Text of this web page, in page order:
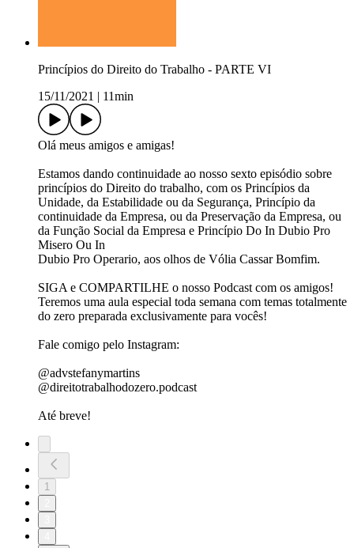
Princípios do Direito do Trabalho - PARTE VI
15/11/2021
11min
Olá meus amigos e amigas!
Estamos dando continuidade ao nosso sexto episódio sobre
princípios do Direito do trabalho, com os Princípios da
Unidade, da Estabilidade ou da Segurança, Princípio da
continuidade da Empresa, ou da Preservação da Empresa, ou
da Função Social da Empresa e Princípio Do In Dubio Pro
Misero Ou In
Dubio Pro Operario, aos olhos de Vólia Cassar Bomfim.
SIGA e COMPARTILHE o nosso Podcast com os amigos!
Teremos uma aula especial toda semana com temas totalmente
do zero preparada exclusivamente para vocês!
Fale comigo pelo Instagram:
@advstefanymartins
@direitotrabalhodozero.podcast
Até breve!
1